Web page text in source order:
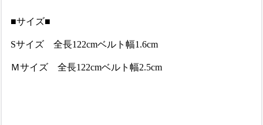
■サイズ■
Sサイズ 全長122cmベルト幅1.6cm
Ｍサイズ 全長122cmベルト幅2.5cm